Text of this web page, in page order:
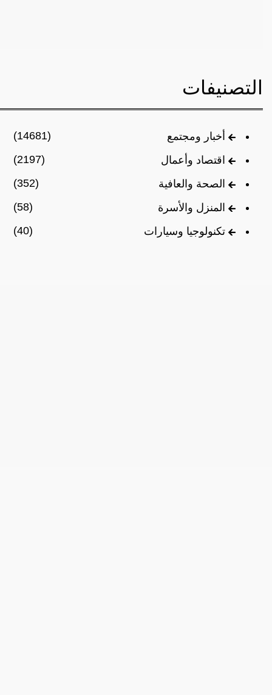
التصنيفات
أخبار ومجتمع
(14681)
اقتصاد وأعمال
(2197)
الصحة والعافية
(352)
المنزل والأسرة
(58)
تكنولوجيا وسيارات
(40)